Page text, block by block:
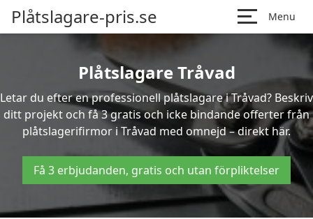
Plåtslagare-pris.se Menu
Plåtslagare Tråvad
Letar du efter en professionell plåtslagare i Tråvad? Beskriv
ditt projekt och få 3 gratis och icke bindande offerter från
plåtslagerifirmor i Tråvad med omnejd – direkt här.
Få 3 erbjudanden, gratis och utan förpliktelser